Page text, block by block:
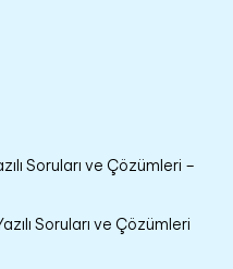
Soruları ve Çözümleri –
Soruları ve Çözümleri